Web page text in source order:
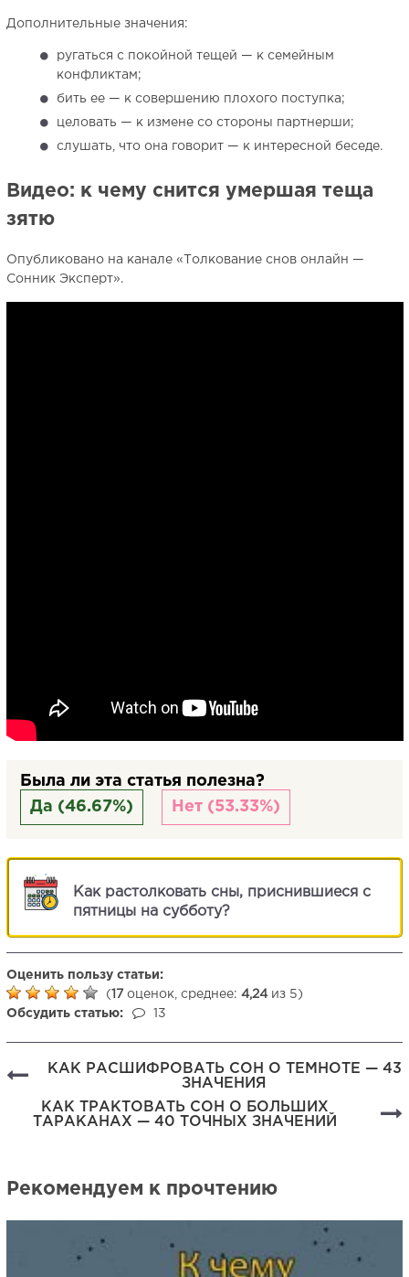
Дополнительные значения:
ругаться с покойной тещей — к семейным
конфликтам;
бить ее — к совершению плохого поступка;
целовать — к измене со стороны партнерши;
слушать, что она говорит — к интересной беседе.
Видео: к чему снится умершая теща
зятю
Опубликовано на канале «Толкование снов онлайн —
Сонник Эксперт».
Была ли эта статья полезна?
Да (46.67%)
Нет (53.33%)
Как растолковать сны, приснившиеся с
пятницы на субботу?
Оценить пользу статьи:
(
17оценок, среднее: 4,24из 5)
Обсудить статью:
13
КАК РАСШИФРОВАТЬ СОН О ТЕМНОТЕ — 43
ЗНАЧЕНИЯ
КАК ТРАКТОВАТЬ СОН О БОЛЬШИХ
ТАРАКАНАХ — 40 ТОЧНЫХ ЗНАЧЕНИЙ
Рекомендуем к прочтению